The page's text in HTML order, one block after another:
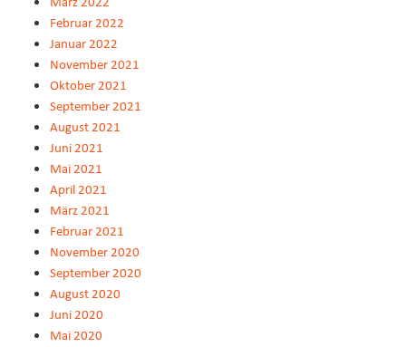
Februar 2022
Januar 2022
November 2021
Oktober 2021
September 2021
August 2021
Juni 2021
Mai 2021
April 2021
März 2021
Februar 2021
November 2020
September 2020
August 2020
Juni 2020
Mai 2020